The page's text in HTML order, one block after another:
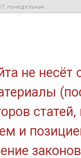
понедельник
не
и